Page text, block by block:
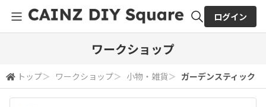
検索
ログイン
ワークショップ
トップ＞ ワークショップ＞ 小物・雑貨＞ ガーデンスティック